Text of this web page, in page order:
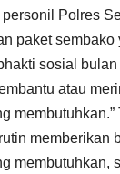
Polres
paket sembako
sosial
atau
membutuhkan.”
memberikan
membutuhkan,